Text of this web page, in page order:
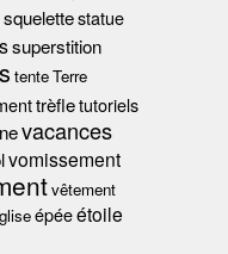
squelettestatue
superstition
tenteTerre
trèfletutoriels
vacances
vomissement
vêtement
épéeétoile